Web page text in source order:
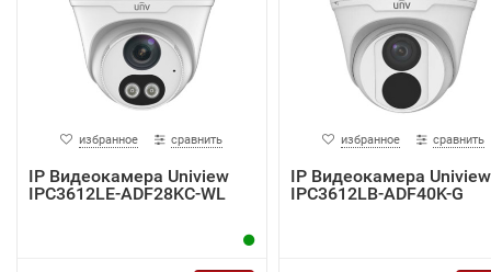
избранное сравнить
IP Видеокамера Uniview
IPC3612LE-ADF28KC-WL
избранное сравнить
IP Видеокамера Uniview
IPC3612LB-ADF40K-G